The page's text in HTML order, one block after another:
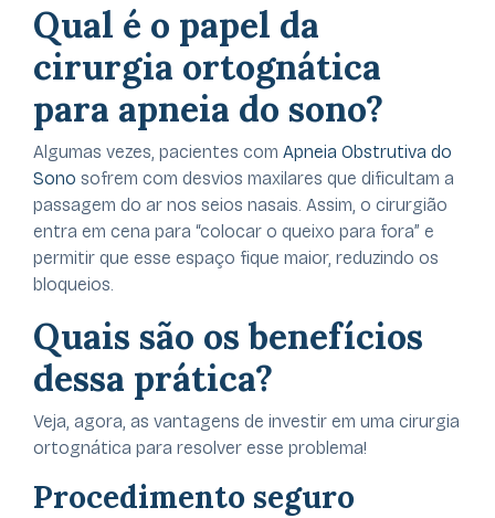
Qual é o papel da
cirurgia ortognática
para apneia do sono?
Algumas vezes, pacientes com Apneia Obstrutiva do
Sono sofrem com desvios maxilares que dificultam a
passagem do ar nos seios nasais. Assim, o cirurgião
entra em cena para “colocar o queixo para fora” e
permitir que esse espaço fique maior, reduzindo os
bloqueios.
Quais são os benefícios
dessa prática?
Veja, agora, as vantagens de investir em uma cirurgia
ortognática para resolver esse problema!
Procedimento seguro